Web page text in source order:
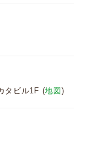
タビル1F (地図 )